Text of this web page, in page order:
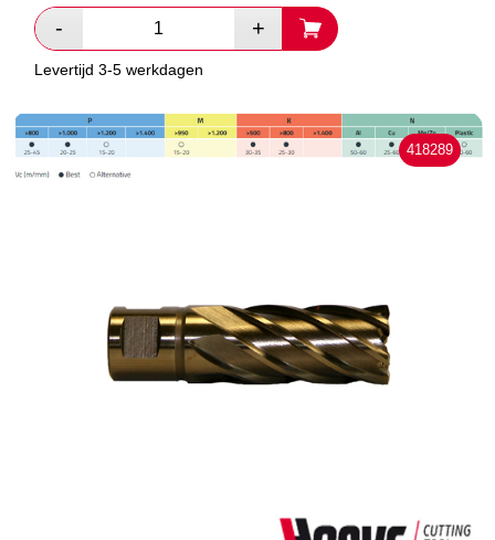
Levertijd 3-5 werkdagen
418289